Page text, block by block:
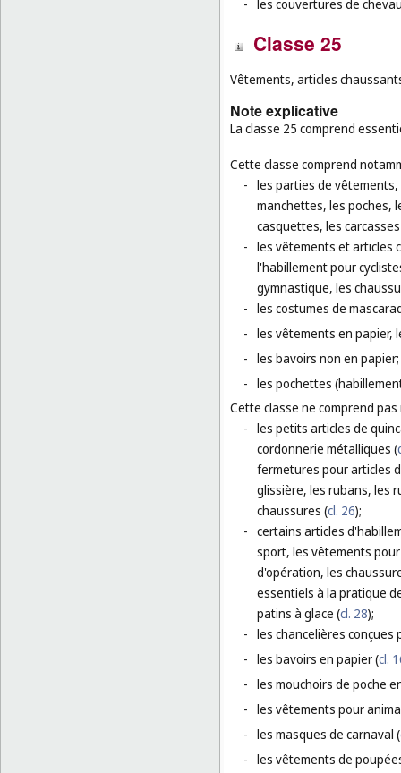
- les couvertures de
Classe 25
Vêtements, articles
Note explicative
La classe 25 comprend
Cette classe comprend
- les parties de
manchettes, les poches,
casquettes, les
- les vêtements et articles
l'habillement pour
gymnastique, les
- les costumes de
- les vêtements en papier,
- les bavoirs non en papier;
- les pochettes
Cette classe ne comprend
- les petits articles de
cordonnerie métalliques (
fermetures pour articles
glissière, les rubans, les
chaussures (cl. 26);
- certains articles
sport, les vêtements
d'opération, les
essentiels à la pratique
patins à glace (cl. 28);
- les chancelières
- les bavoirs en papier (cl.
- les mouchoirs de poche
- les vêtements pour
- les masques de carnaval (
- les vêtements de